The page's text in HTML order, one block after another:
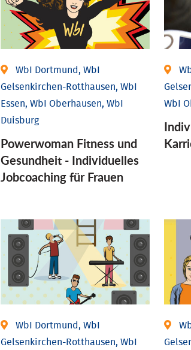
WbI Dortmund, WbI
Gelsenkirchen-Rotthausen, WbI
Essen, WbI Oberhausen, WbI
Duisburg
Powerwoman Fitness und
Gesund­heit - Individu­elles
Job­coaching für Frauen
WbI
WbI Dortmund, WbI
Gelsenkirchen-Rotthausen, WbI